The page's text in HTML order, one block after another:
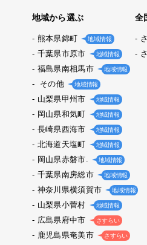
地域から選ぶ
熊本県錦町 地域情報
千葉県市原市 地域情報
福島県南相馬市 地域情報
その他 地域情報
山梨県甲州市 地域情報
岡山県和気町 地域情報
長崎県西海市 地域情報
北海道天塩町 地域情報
岡山県赤磐市. 地域情報
千葉県南房総市 地域情報
神奈川県横須賀市 地域情報
山梨県小菅村 地域情報
広島県府中市 さすらい
鹿児島県奄美市 さすらい
全